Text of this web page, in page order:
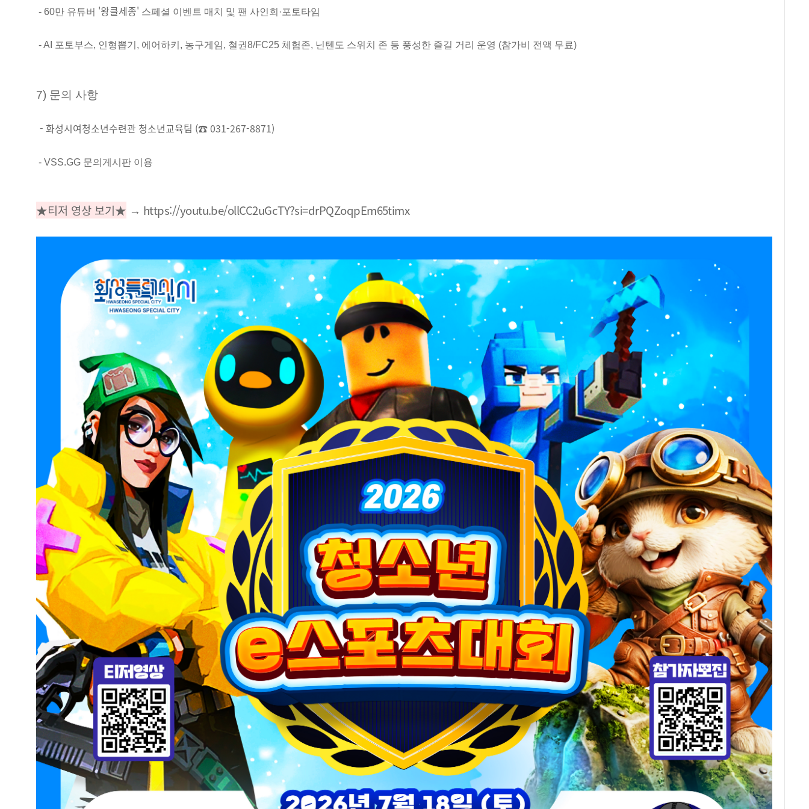
- 60만 유튜버 '왕클세종' 스페셜 이벤트 매치 및 팬 사인회·포토타임
- AI 포토부스, 인형뽑기, 에어하키, 농구게임, 철권8/FC25 체험존, 닌텐도 스위치 존 등 풍성한 즐길 거리 운영 (참가비 전액 무료)
7) 문의 사항
- 화성시여청소년수련관 청소년교육팀 (☎ 031-267-8871)
- VSS.GG 문의게시판 이용
★티저 영상 보기★ → https://youtu.be/ollCC2uGcTY?si=drPQZoqpEm65timx